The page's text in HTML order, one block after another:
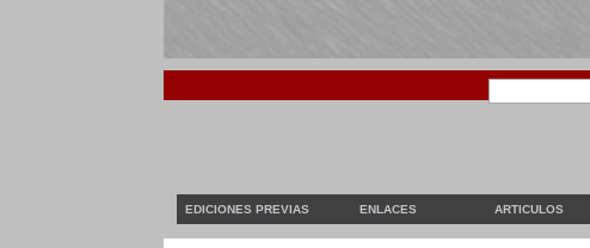
EDICIONES PREVIAS ENLACES ARTICULOS